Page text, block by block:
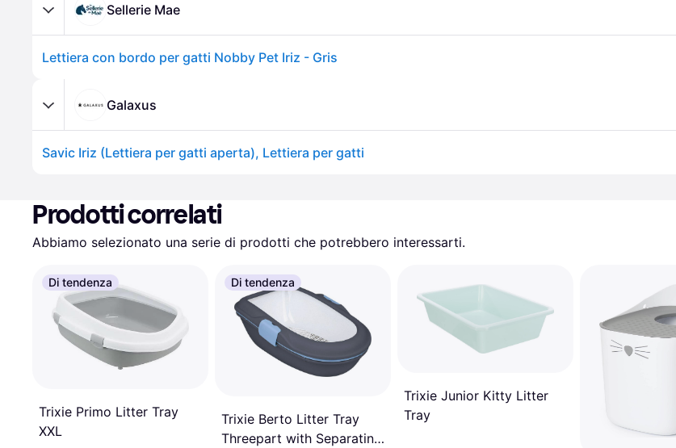
Sellerie Mae
Lettiera con bordo per gatti Nobby Pet Iriz - Gris
Galaxus
Savic Iriz (Lettiera per gatti aperta), Lettiera per gatti
Prodotti correlati
Abbiamo selezionato una serie di prodotti che potrebbero interessarti.
Di tendenza
Trixie Primo Litter Tray
XXL
Di tendenza
Trixie Berto Litter Tray
Threepart with Separating
Trixie Junior Kitty Litter
Tray